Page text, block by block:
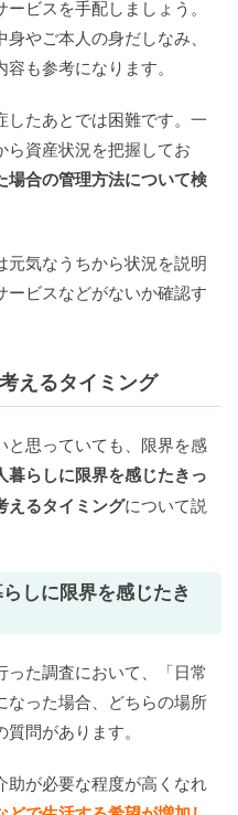
ビスを手配しましょう。
やご本人の身だしなみ、
も参考になります。
たあとでは困難です。一
ら資産状況を把握してお
場合の管理方法について検
元気なうちから状況を説明
ービスなどがないか確認す
えるタイミング
と思っていても、限界を感
暮らしに限界を感じたきっ
えるタイミングについて説
しに限界を感じたき
た調査において、「日常
なった場合、どちらの場所
問があります。
助が必要な程度が高くなれ